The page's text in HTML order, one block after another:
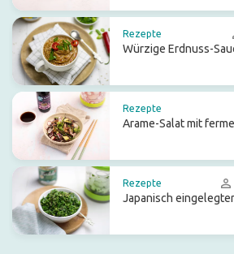
Rezepte
Würzige Erdnuss-
Rezepte
Arame-Salat mit
Rezepte
Japanisch